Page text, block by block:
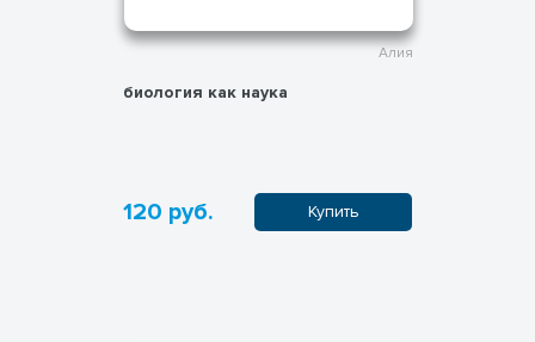
Алия
биология как наука
120 руб. Купить